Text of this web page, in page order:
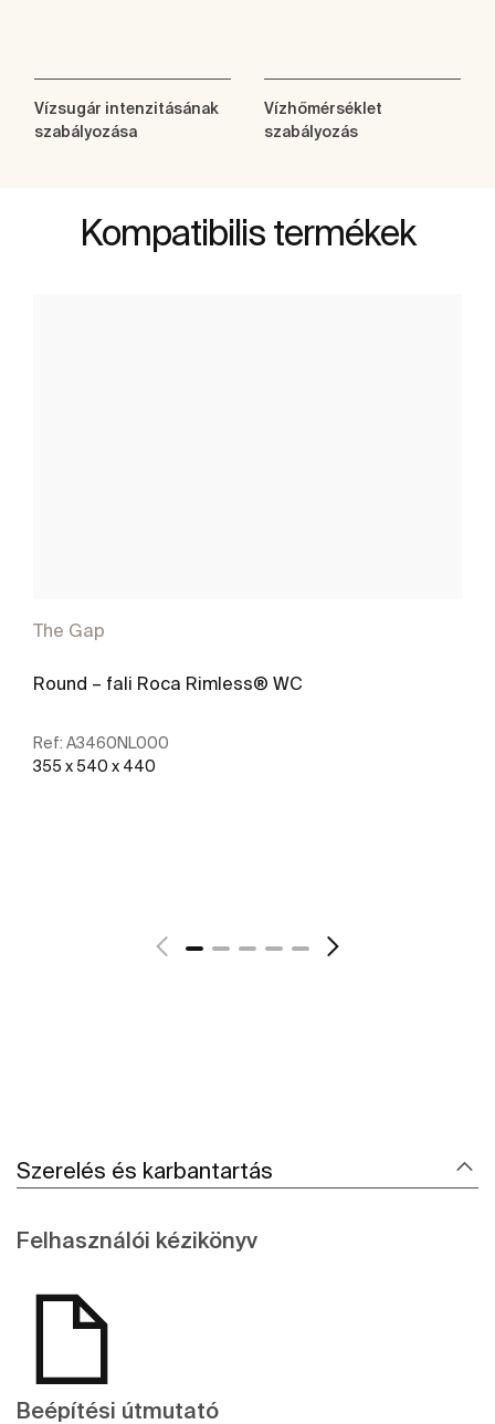
Vízsugár intenzitásának
szabályozása
Vízhőmérséklet
szabályozás
Kompatibilis termékek
The Gap
Round – fali Roca Rimless® WC
Ref: A3460NL000
355 x 540 x 440
Szerelés és karbantartás
Felhasználói kézikönyv
Beépítési útmutató